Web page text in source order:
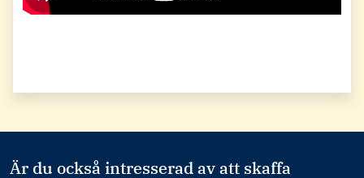
Är du också intresserad av att skaffa